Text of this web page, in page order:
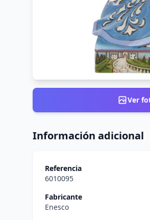
Ver
Información adicional
Referencia
6010095
Fabricante
Enesco